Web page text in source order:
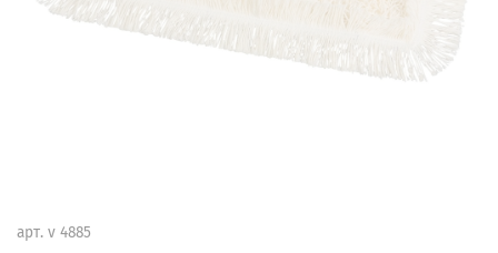
арт. v 4885